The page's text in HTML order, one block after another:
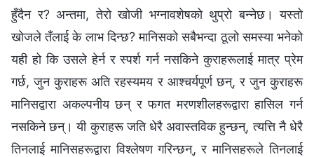
हुँदैन र? अन्तमा, तेरो खोजी भग्नावशेषको थुप्रो बन्नेछ। यस्तो
खोजले तँलाई के लाभ दिन्छ? मानिसको सबैभन्दा ठूलो समस्या भनेको
यही हो कि उसले हेर्न र स्पर्श गर्न नसकिने कुराहरूलाई मात्र प्रेम
गर्छ, जुन कुराहरू अति रहस्यमय र आश्चर्यपूर्ण छन्‌, र जुन कुराहरू
मानिसद्वारा अकल्पनीय छन्‌ र फगत मरणशीलहरूद्वारा हासिल गर्न
नसकिने छन्‌। यी कुराहरू जति धेरै अवास्तविक हुन्छन्‌, त्यत्ति नै धेरै
तिनलाई मानिसहरूद्वारा विश्लेषण गरिन्छन्‌, र मानिसहरूले तिनलाई